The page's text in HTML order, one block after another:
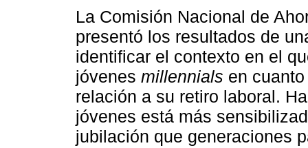
La Comisión Nacional de
presentó los resultados de
identificar el contexto en el
jóvenes millennials en
relación a su retiro laboral.
jóvenes está más
jubilación que generaciones